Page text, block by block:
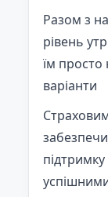
Разом з
рівень
їм просто
варіанти